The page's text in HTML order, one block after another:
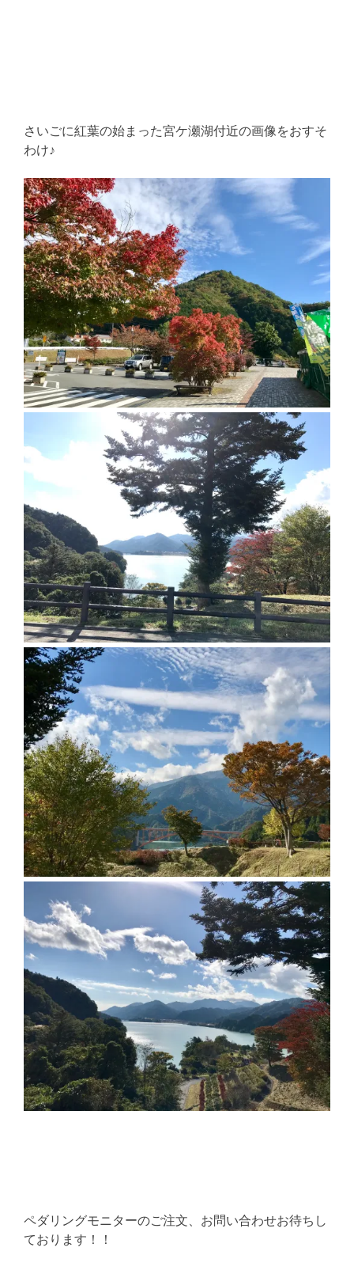
さいごに紅葉の始まった宮ケ瀬湖付近の画像をおすそ
わけ♪
ペダリングモニターのご注文、お問い合わせお待ちし
ております！！